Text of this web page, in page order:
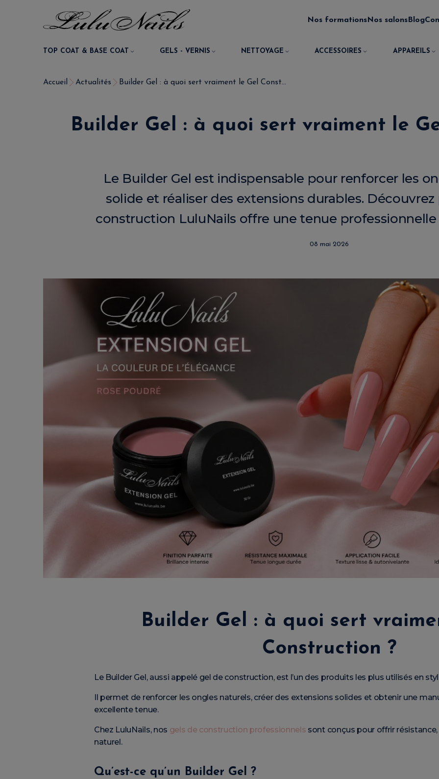
Nos formationsNos salons Blog
TOP COAT & BASE COAT GELS - VERNIS NETTOYAGE ACCESSOIRES APPAREILS
Accueil Actualités Builder Gel : à quoi sert vraiment le Gel Const...
Builder Gel : à quoi sert vraiment le
Le Builder Gel est indispensable pour renforcer les
solide et réaliser des extensions durables.
construction LuluNails offre une tenue
08 mai 2026
Builder Gel : à quoi sert
Construction ?
Le Builder Gel, aussi appelé gel de construction, est l’un des produits les plus utilisés en
Il permet de renforcer les ongles naturels, créer des extensions solides et obtenir une
excellente tenue.
Chez LuluNails, nos gels de construction professionnels sont conçus pour offrir
naturel.
Qu’est-ce qu’un Builder Gel ?